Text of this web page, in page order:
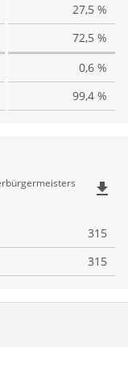
27,5 %
72,5 %
0,6 %
99,4 %
file_download
315
315